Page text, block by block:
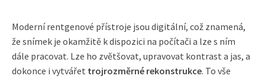
Moderní rentgenové přístroje jsou digitální, což znamená,
že snímek je okamžitě k dispozici na počítači a lze s ním
dále pracovat. Lze ho zvětšovat, upravovat kontrast a jas, a
dokonce i vytvářet trojrozměrné rekonstrukce. To vše